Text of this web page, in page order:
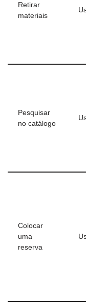
Retirar
materiais
Pesquisar
no catálogo
Colocar
uma
reserva